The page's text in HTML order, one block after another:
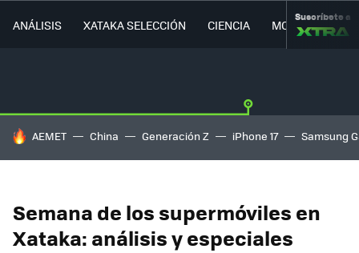
ANÁLISIS XATAKA SELECCIÓN CIENCIA MOVILIDAD
Suscríbete a
HOY SE HABLA DE
AEMET China Generación Z iPhone 17 Samsung
Semana de los supermóviles en
Xataka: análisis y especiales